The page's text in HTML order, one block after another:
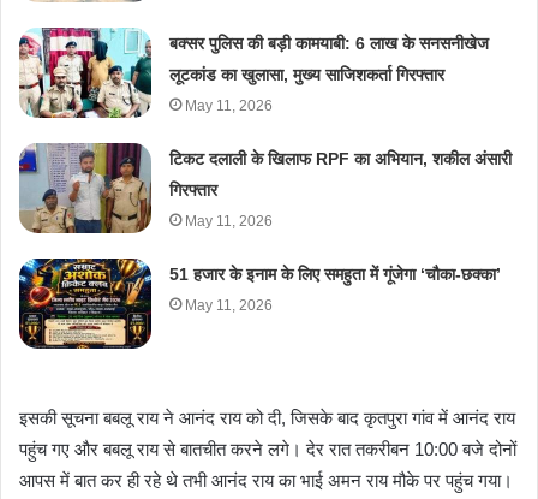
बक्सर पुलिस की बड़ी कामयाबी: 6 लाख के सनसनीखेज
लूटकांड का खुलासा, मुख्य साजिशकर्ता गिरफ्तार
May 11, 2026
टिकट दलाली के खिलाफ RPF का अभियान, शकील अंसारी
गिरफ्तार
May 11, 2026
51 हजार के इनाम के लिए समहुता में गूंजेगा ‘चौका-छक्का’
May 11, 2026
इसकी सूचना बबलू राय ने आनंद राय को दी, जिसके बाद कृतपुरा गांव में आनंद राय
पहुंच गए और बबलू राय से बातचीत करने लगे। देर रात तकरीबन 10:00 बजे दोनों
आपस में बात कर ही रहे थे तभी आनंद राय का भाई अमन राय मौके पर पहुंच गया।